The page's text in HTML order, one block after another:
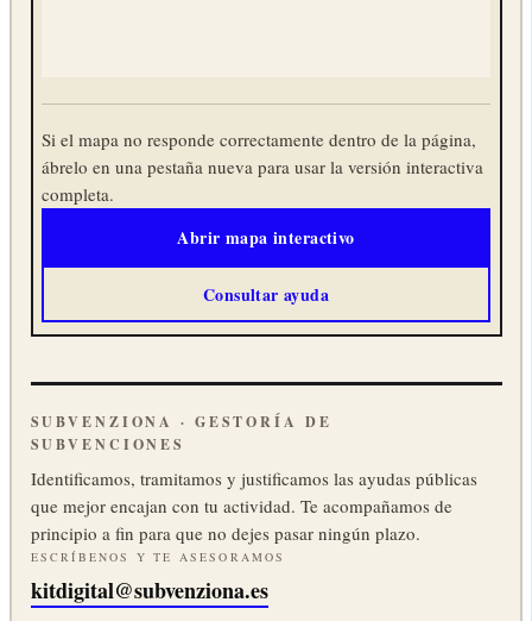
Si el mapa no responde correctamente dentro de la página,
ábrelo en una pestaña nueva para usar la versión interactiva
completa.
Abrir mapa interactivo
Consultar ayuda
SUBVENZIONA · GESTORÍA DE
SUBVENCIONES
Identificamos, tramitamos y justificamos las ayudas públicas
que mejor encajan con tu actividad. Te acompañamos de
principio a fin para que no dejes pasar ningún plazo.
ESCRÍBENOS Y TE ASESORAMOS
kitdigital@subvenziona.es